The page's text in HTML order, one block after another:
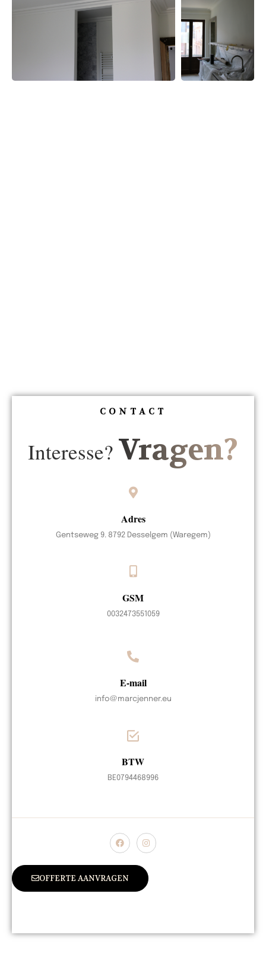
CONTACT
Interesse? Vragen?
Adres
Gentseweg 9. 8792 Desselgem (Waregem)
GSM
0032473551059
E-mail
info@marcjenner.eu
BTW
BE0794468996
OFFERTE AANVRAGEN